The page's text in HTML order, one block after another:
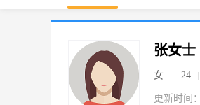
张女士
女 24
更新时间